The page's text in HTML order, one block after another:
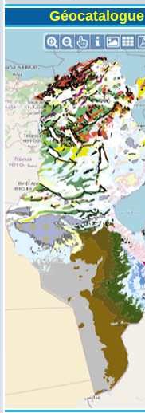
Géocatalogue